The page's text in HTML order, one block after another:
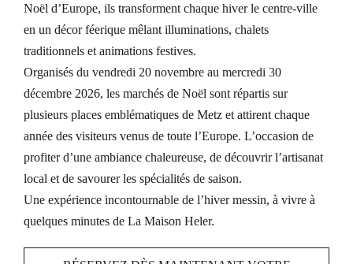
Noël d’Europe, ils transforment chaque hiver le centre-ville
en un décor féerique mêlant illuminations, chalets
traditionnels et animations festives.
Organisés du vendredi 20 novembre au mercredi 30
décembre 2026, les marchés de Noël sont répartis sur
plusieurs places emblématiques de Metz et attirent chaque
année des visiteurs venus de toute l’Europe. L’occasion de
profiter d’une ambiance chaleureuse, de découvrir l’artisanat
local et de savourer les spécialités de saison.
Une expérience incontournable de l’hiver messin, à vivre à
quelques minutes de La Maison Heler.